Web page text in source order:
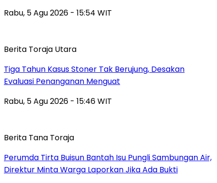
Rabu, 5 Agu 2026 - 15:54 WIT
Berita Toraja Utara
Tiga Tahun Kasus Stoner Tak Berujung, Desakan
Evaluasi Penanganan Menguat
Rabu, 5 Agu 2026 - 15:46 WIT
Berita Tana Toraja
Perumda Tirta Buisun Bantah Isu Pungli Sambungan Air,
Direktur Minta Warga Laporkan Jika Ada Bukti